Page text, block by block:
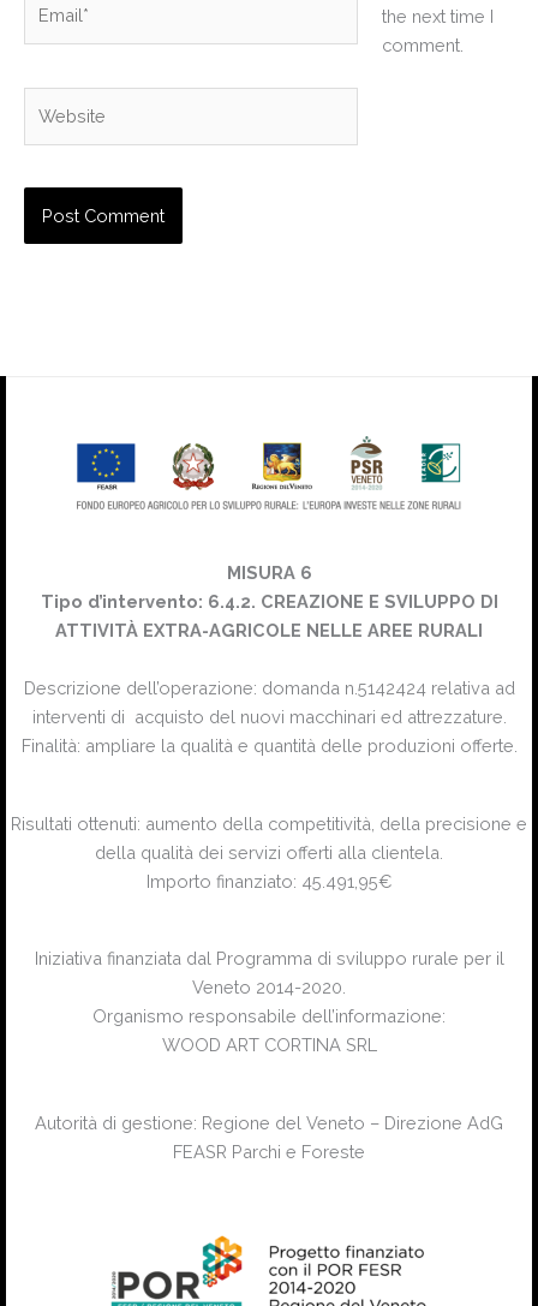
the next time I
comment.
MISURA 6
Tipo d’intervento: 6.4.2. CREAZIONE E SVILUPPO DI
ATTIVITÀ EXTRA-AGRICOLE NELLE AREE RURALI
Descrizione dell’operazione: domanda n.5142424 relativa ad
interventi di acquisto del nuovi macchinari ed attrezzature.
Finalità: ampliare la qualità e quantità delle produzioni offerte.
Risultati ottenuti: aumento della competitività, della precisione e
della qualità dei servizi offerti alla clientela.
Importo finanziato: 45.491,95€
Iniziativa finanziata dal Programma di sviluppo rurale per il
Veneto 2014-2020.
Organismo responsabile dell’informazione:
WOOD ART CORTINA SRL
Autorità di gestione: Regione del Veneto – Direzione AdG
FEASR Parchi e Foreste